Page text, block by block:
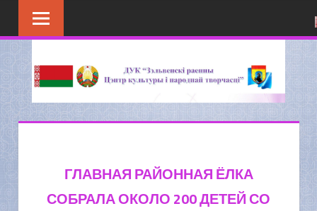
Перейти
ГЛАВНАЯ РАЙОННАЯ ЁЛКА
СОБРАЛА ОКОЛО 200 ДЕТЕЙ СО